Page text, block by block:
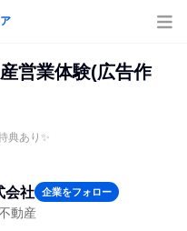
営業体験(広告作
典あり✨
会社 企業をフォロー
動産